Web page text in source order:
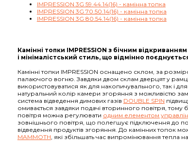
IMPRESSION 3G 59.44.14(16) - камінна топка
IMPRESSION 3G 70.50.14(16) - камінна топка
IMPRESSION 3G 80.54.14(16) - камінна топка
Камінні топки IMPRESSION з бічним
і мінімалістський стиль, що відмінно
Камінні топки IMPRESSION оснащено склом, за
палаючого вогню. Завдяки двом склам дверцят у
використовуватися як для накопичувального, так і
натуральний колір камери згоряння з можливістю
система відведення димових газів DOUBLE SPIN
омивається завдяки подачі вторинного повітря,
повітря можна регулювати одним елементом
зовнішнього повітря, що полегшує підключення до
відведення продуктів згоряння. До камінних топок
MAMMOTH, які збільшать час випромінювання тепла